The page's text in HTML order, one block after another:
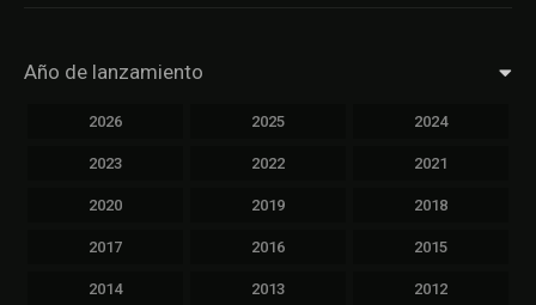
Año de lanzamiento
2026 2025 2024
2023 2022 2021
2020 2019 2018
2017 2016 2015
2014 2013 2012